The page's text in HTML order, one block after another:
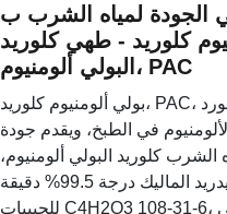
الجودة لمياه الشرب ب
كلوريد - طهي كلوريد
البولي ألومنيوم، PAC
بولي ألومنيوم كلوريد، PAC، مُصنع / مورد
في الطبخ، ويقدم جودة
الشرب كلوريد البولي ألومنيوم،
صناعة أنهيدريد الماليك درجة 99.5% دقيقة
للحبيبات C4H2O3 108-31-6، البيع الصيني